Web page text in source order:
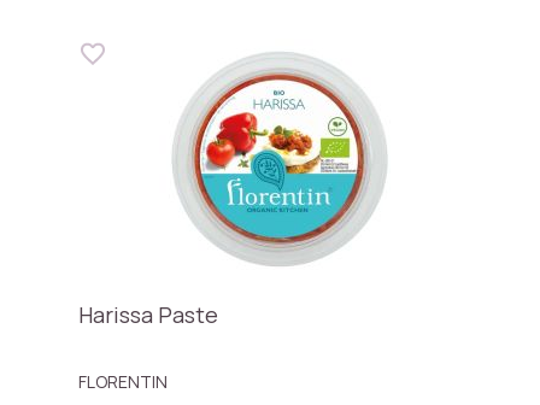
Harissa Paste
FLORENTIN